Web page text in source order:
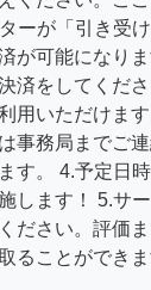
ーが「引き受
が可能になり
済をしてくださ
用いただけま
事務局までご
す。 4.予定日
します！ 5.サ
ださい。評価
ることができま